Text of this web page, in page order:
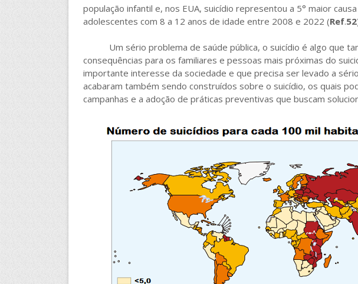
população infantil e, nos EUA, suicídio representou a 5° maior
adolescentes com 8 a 12 anos de idade entre 2008 e 2022 (Ref.52
Um sério problema de saúde pública, o suicídio é algo que
consequências para os familiares e pessoas mais próximas do
importante interesse da sociedade e que precisa ser levado a
acabaram também sendo construídos sobre o suicídio, os quais
campanhas e a adoção de práticas preventivas que buscam